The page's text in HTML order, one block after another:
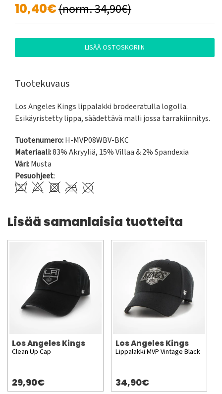
10,40€(norm. 34,90€)
LISÄÄ OSTOSKORIIN
Tuotekuvaus
Los Angeles Kings lippalakki brodeeratulla logolla.
Esikäyristetty lippa, säädettävä malli jossa tarrakiinnitys.
Tuotenumero:H-MVP08WBV-BKC
Materiaali:83% Akryyliä, 15% Villaa & 2% Spandexia
Väri:Musta
Pesuohjeet:
Lisää samanlaisia tuotteita
Los Angeles Kings
Clean Up Cap
29,90€
Los Angeles Kings
Lippalakki MVP Vintage Black
34,90€